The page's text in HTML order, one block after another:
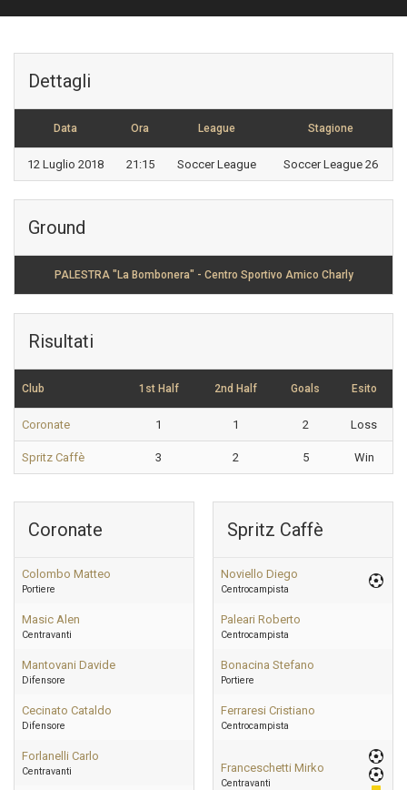
Dettagli
Data Ora League Stagione
12 Luglio 2018 21:15 Soccer League Soccer League 26
Ground
PALESTRA "La Bombonera" - Centro Sportivo Amico Charly
Risultati
Club 1st Half 2nd Half Goals Esito
Coronate 1 1 2 Loss
Spritz Caffè 3 2 5 Win
Coronate
Colombo Matteo
Portiere
Masic Alen
Centravanti
Mantovani Davide
Difensore
Cecinato Cataldo
Difensore
Forlanelli Carlo
Centravanti
Spritz Caffè
Noviello Diego
Centrocampista
Paleari Roberto
Centrocampista
Bonacina Stefano
Portiere
Ferraresi Cristiano
Centrocampista
Franceschetti Mirko
Centravanti